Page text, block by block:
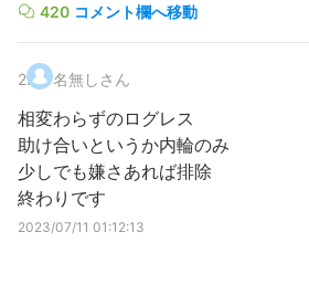
420 コメント欄へ移動
2. 名無しさん
相変わらずのログレス
助け合いというか内輪のみ
少しでも嫌さあれば排除
終わりです
2023/07/11 01:12:13